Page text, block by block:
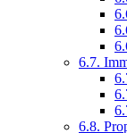
6.7.
6.8.